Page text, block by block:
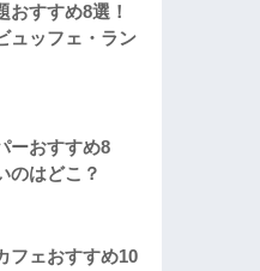
おすすめ8選！
ュッフェ・ラン
ーおすすめ8
のはどこ？
フェおすすめ10